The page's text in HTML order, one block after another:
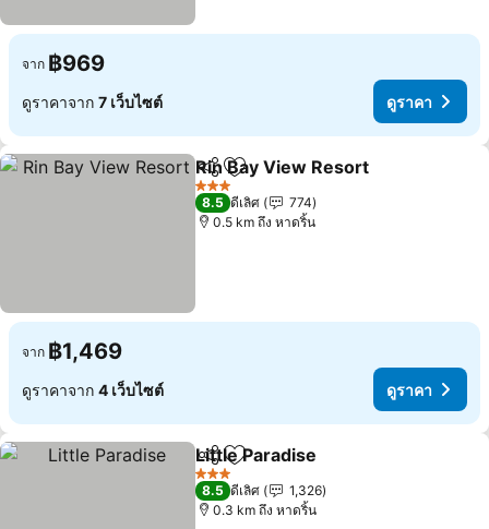
จาก ฿969
ดูราคาจาก 7 เว็บไซต์ ดูราคา
แชร์ เพิ่มในรายการโปรด
Rin Bay View Resort
3 ดาว
8.5 ดีเลิศ
774
0.5 km ถึง หาดริ้น
จาก ฿1,469
ดูราคาจาก 4 เว็บไซต์ ดูราคา
แชร์ เพิ่มในรายการโปรด
Little Paradise
3 ดาว
8.5 ดีเลิศ
1,326
0.3 km ถึง หาดริ้น